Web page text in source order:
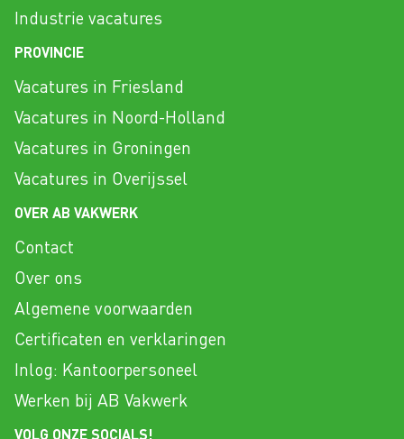
Industrie vacatures
PROVINCIE
Vacatures in Friesland
Vacatures in Noord-Holland
Vacatures in Groningen
Vacatures in Overijssel
OVER AB VAKWERK
Contact
Over ons
Algemene voorwaarden
Certificaten en verklaringen
Inlog: Kantoorpersoneel
Werken bij AB Vakwerk
VOLG ONZE SOCIALS!